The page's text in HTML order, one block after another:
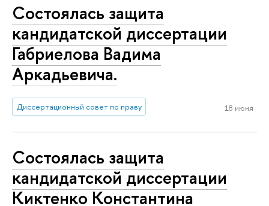
Состоялась защита
кандидатской диссертации
Габриелова Вадима
Аркадьевича.
Диссертационный совет по праву 18 июня
Состоялась защита
кандидатской диссертации
Киктенко Константина